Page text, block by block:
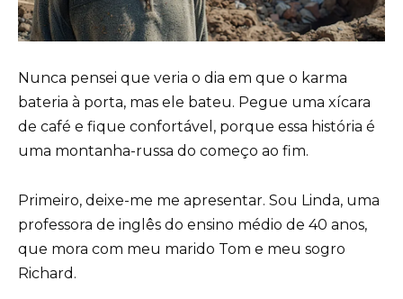
Nunca pensei que veria o dia em que o karma
bateria à porta, mas ele bateu. Pegue uma xícara
de café e fique confortável, porque essa história é
uma montanha-russa do começo ao fim.
Primeiro, deixe-me me apresentar. Sou Linda, uma
professora de inglês do ensino médio de 40 anos,
que mora com meu marido Tom e meu sogro
Richard.